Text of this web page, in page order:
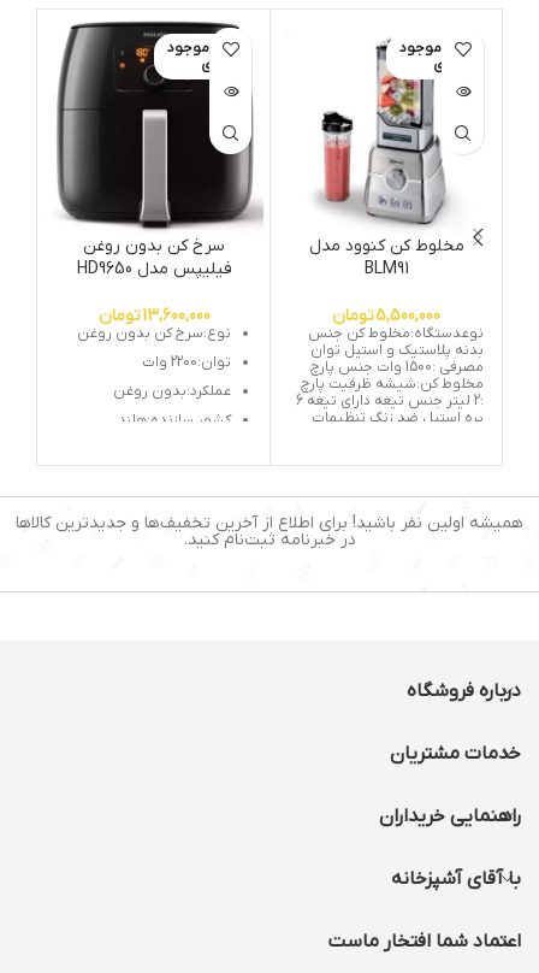
اتمام موجود
ی
مخلوط کن کنوود مدل
BLM91
5,500,000تومان
نوعدستگاه:مخلوط کن جنس
بدنه پلاستیک و استیل توان
مصرفی :1500 وات جنس پارچ
مخلوط کن:شیشه ظرفیت پارچ
:2 لیتر جنس تیغه دارای تیغه 6
پره استیل ضد زنگ تنظیمات
لغزش ️• دارای عملکرد اسموتی
ایمنی • مناسب برای یخ و میوه
های یخ زده • دارای پارچ بسیار
مقاوم در برابر حرارت و نشکن •
دارای 1 عدد پارچ اسموتی 0.5
اتمام موجود
ی
سرخ کن بدون روغن
فیلیپس مدل HD9650
13,600,000تومان
نوع:سرخ کن بدون روغن
توان:2200 وات
عملکرد:بدون روغن
کشور سازنده:هلند
درجه حرارت:قابل تنظیم
سیستم خاموشی خودکار:دارد
همیشه اولین نفر باشید! برای اطلاع از آخرین تخفیف‌ها و جدیدترین کالاها
در خبرنامه ثبت‌نام کنید.
درباره فروشگاه
خدمات مشتریان
راهنمایی خریداران
با آقای آشپزخانه
اعتماد شما افتخار ماست